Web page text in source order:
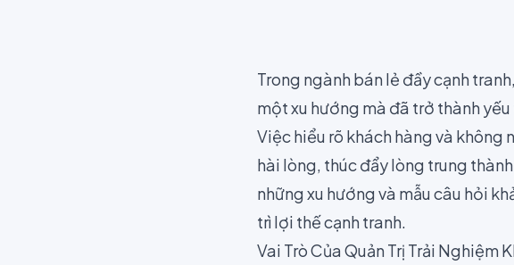
Trong ngành bán lẻ đầy cạnh tranh,
một xu hướng mà đã trở thành
Việc hiểu rõ khách hàng và
hài lòng, thúc đẩy lòng trung
những xu hướng và mẫu câu hỏi
trì lợi thế cạnh tranh.
Vai Trò Của Quản Trị Trải Nghiệm